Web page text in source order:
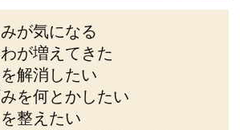
が気になる
が増えてきた
解消したい
を何とかしたい
整えたい